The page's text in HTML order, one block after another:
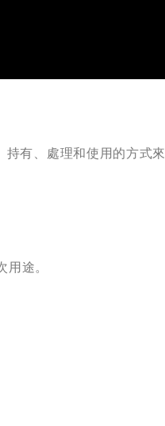
有、處理和使用的方式來
途。